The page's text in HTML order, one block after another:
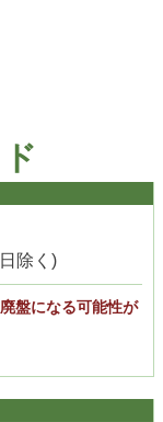
除く)
盤になる可能性が